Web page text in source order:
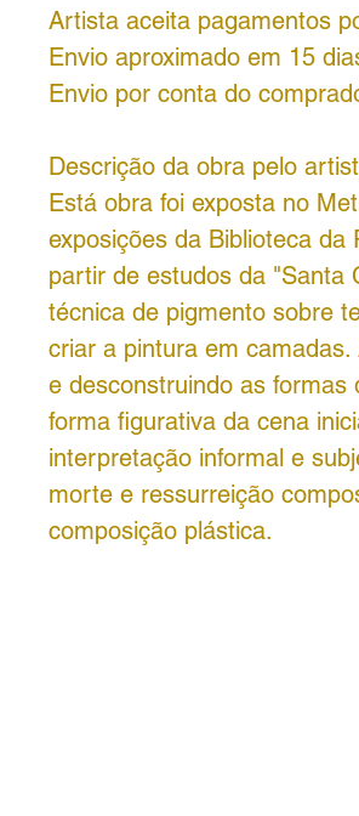
Artista aceita pagamentos
Envio aproximado em 15
Envio por conta do
Descrição da obra pelo
Está obra foi exposta no
exposições da Biblioteca da
partir de estudos da "Santa
técnica de pigmento sobre
criar a pintura em
e desconstruindo as
forma figurativa da cena
interpretação informal e
morte e ressurreição
composição plástica.